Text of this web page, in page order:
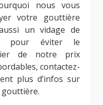
nous vous
votre gouttière
un vidage de
pour éviter le
de notre prix
contactez-
plus d’infos sur